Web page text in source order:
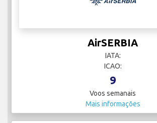
AirSERBIA
IATA:
ICAO:
9
Voos semanais
Mais informações